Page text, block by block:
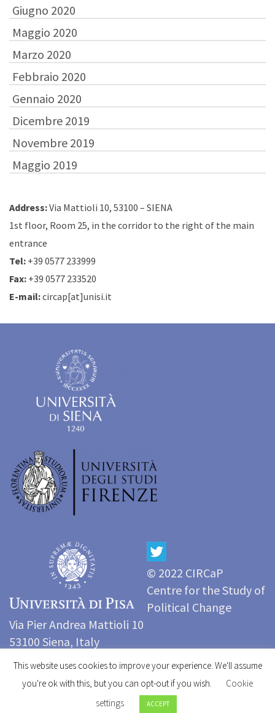
Giugno 2020
Maggio 2020
Marzo 2020
Febbraio 2020
Gennaio 2020
Dicembre 2019
Novembre 2019
Maggio 2019
Address:Via Mattioli 10, 53100 – SIENA
1st floor, Room 25, in the corridor to the right of the main
entrance
Tel: +39 0577 233999
Fax: +39 0577 233520
E-mail:circap[at]unisi.it
© 2022 CIRCaP
Centre for the Study of
Political Change
Via Pier Andrea Mattioli 10
53100 Siena, Italy
Tel: (+39) 0577 233999
e-mail:
circap@unisi.it
© 2026 Center for the Study of Political Change
This website uses cookies to improve your experience. We'll assume
you're ok with this, but you can opt-out if you wish.
Cookie
settings
ACCEPT